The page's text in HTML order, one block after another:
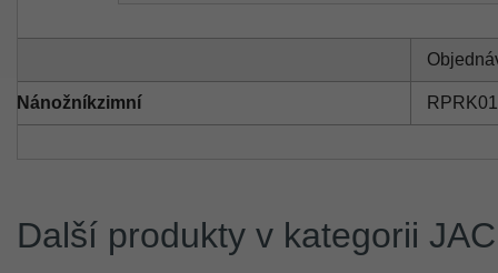
Nánožník zimní
Další produkty v kategorii